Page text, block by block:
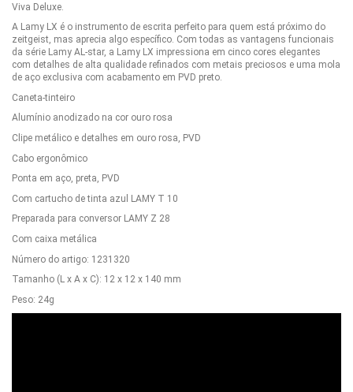
Viva Deluxe.
A Lamy LX é o instrumento de escrita perfeito para quem está próximo do
zeitgeist, mas aprecia algo específico. Com todas as vantagens funcionais
da série Lamy AL-star, a Lamy LX impressiona em cinco cores elegantes
com detalhes de alta qualidade refinados com metais preciosos e uma mola
de aço exclusiva com acabamento em PVD preto.
Caneta-tinteiro
Alumínio anodizado na cor ouro rosa
Clipe metálico e detalhes em ouro rosa, PVD
Cabo ergonômico
Ponta em aço, preta, PVD
Com cartucho de tinta azul LAMY T 10
Preparada para conversor LAMY Z 28
Com caixa metálica
Número do artigo: 1231320
Tamanho (L x A x C): 12 x 12 x 140 mm
Peso: 24g